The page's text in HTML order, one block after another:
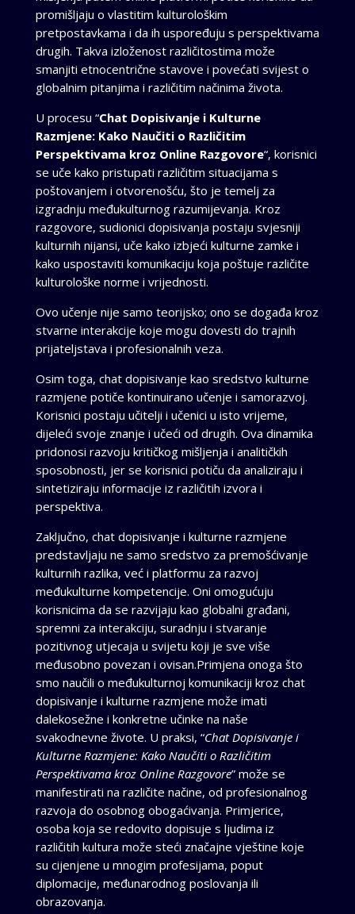
promišljaju o vlastitim kulturološkim
pretpostavkama i da ih uspoređuju s perspektivama
drugih. Takva izloženost različitostima može
smanjiti etnocentrične stavove i povećati svijest o
globalnim pitanjima i različitim načinima života.
U procesu “Chat Dopisivanje i Kulturne
Razmjene: Kako Naučiti o Različitim
Perspektivama kroz Online Razgovore“, korisnici
se uče kako pristupati različitim situacijama s
poštovanjem i otvorenošću, što je temelj za
izgradnju međukulturnog razumijevanja. Kroz
razgovore, sudionici dopisivanja postaju svjesniji
kulturnih nijansi, uče kako izbjeći kulturne zamke i
kako uspostaviti komunikaciju koja poštuje različite
kulturološke norme i vrijednosti.
Ovo učenje nije samo teorijsko; ono se događa kroz
stvarne interakcije koje mogu dovesti do trajnih
prijateljstava i profesionalnih veza.
Osim toga, chat dopisivanje kao sredstvo kulturne
razmjene potiče kontinuirano učenje i samorazvoj.
Korisnici postaju učitelji i učenici u isto vrijeme,
dijeleći svoje znanje i učeći od drugih. Ova dinamika
pridonosi razvoju kritičkog mišljenja i analitičkih
sposobnosti, jer se korisnici potiču da analiziraju i
sintetiziraju informacije iz različitih izvora i
perspektiva.
Zaključno, chat dopisivanje i kulturne razmjene
predstavljaju ne samo sredstvo za premošćivanje
kulturnih razlika, već i platformu za razvoj
međukulturne kompetencije. Oni omogućuju
korisnicima da se razvijaju kao globalni građani,
spremni za interakciju, suradnju i stvaranje
pozitivnog utjecaja u svijetu koji je sve više
međusobno povezan i ovisan.Primjena onoga što
smo naučili o međukulturnoj komunikaciji kroz chat
dopisivanje i kulturne razmjene može imati
dalekosežne i konkretne učinke na naše
svakodnevne živote. U praksi, “Chat Dopisivanje i
Kulturne Razmjene: Kako Naučiti o Različitim
Perspektivama kroz Online Razgovore” može se
manifestirati na različite načine, od profesionalnog
razvoja do osobnog obogaćivanja. Primjerice,
osoba koja se redovito dopisuje s ljudima iz
različitih kultura može steći značajne vještine koje
su cijenjene u mnogim profesijama, poput
diplomacije, međunarodnog poslovanja ili
obrazovanja.